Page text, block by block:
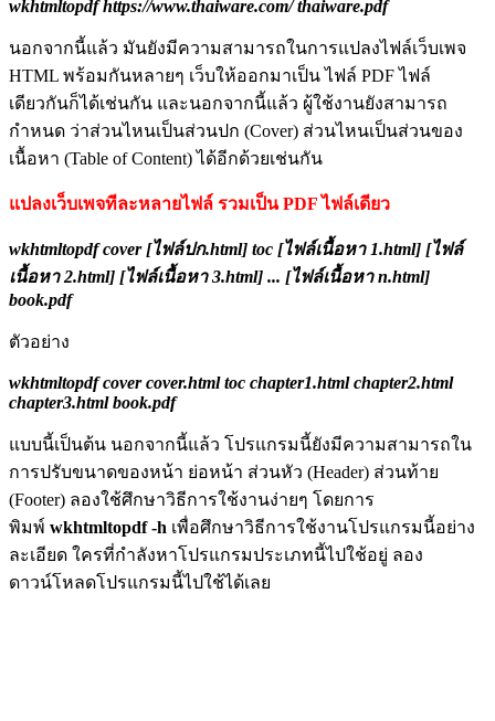
wkhtmltopdf https://www.thaiware.com/ thaiware.pdf
นอกจากนี้แล้ว มันยังมีความสามารถในการแปลงไฟล์เว็บเพจ
HTML พร้อมกันหลายๆ เว็บให้ออกมาเป็น ไฟล์ PDF ไฟล์
เดียวกันก็ได้เช่นกัน และนอกจากนี้แล้ว ผู้ใช้งานยังสามารถ
กำหนด ว่าส่วนไหนเป็นส่วนปก (Cover) ส่วนไหนเป็นส่วนของ
เนื้อหา (Table of Content) ได้อีกด้วยเช่นกัน
แปลงเว็บเพจทีละหลายไฟล์ รวมเป็น PDF ไฟล์เดียว
wkhtmltopdf cover [ไฟล์ปก.html] toc [ไฟล์เนื้อหา 1.html] [ไฟล์
เนื้อหา 2.html] [ไฟล์เนื้อหา 3.html] ... [ไฟล์เนื้อหา n.html]
book.pdf
ตัวอย่าง
wkhtmltopdf cover cover.html toc chapter1.html chapter2.html
chapter3.html book.pdf
แบบนี้เป็นต้น นอกจากนี้แล้ว โปรแกรมนี้ยังมีความสามารถใน
การปรับขนาดของหน้า ย่อหน้า ส่วนหัว (Header) ส่วนท้าย
(Footer) ลองใช้ศึกษาวิธีการใช้งานง่ายๆ โดยการ
พิมพ์ wkhtmltopdf -h เพื่อศึกษาวิธีการใช้งานโปรแกรมนี้อย่าง
ละเอียด ใครที่กำลังหาโปรแกรมประเภทนี้ไปใช้อยู่ ลอง
ดาวน์โหลดโปรแกรมนี้ไปใช้ได้เลย